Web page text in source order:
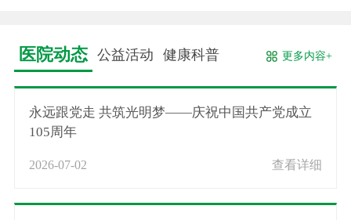
医院动态 公益活动 健康科普 更多内容+
永远跟党走 共筑光明梦——庆祝中国共产党成立
105周年
2026-07-02 查看详细